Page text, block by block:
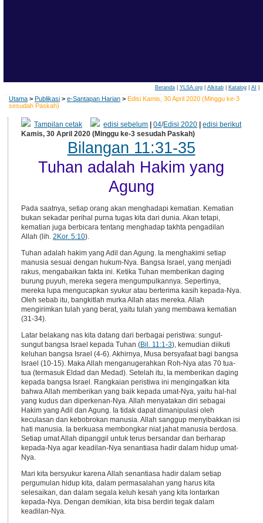
Beranda| YLSA.org| Alkitab| Katalog| AI
Utama > Publikasi > e-Santapan Harian > Edisi Kamis, 30 April 2020 (Minggu ke-3
sesudah Paskah)
Tampilan cetak edisi sebelum |04/Edisi 2020 |edisi berikut
Kamis, 30 April 2020 (Minggu ke-3 sesudah Paskah)
Bilangan 11:31-35
Tuhan adalah Hakim yang
Agung
Pada saatnya, setiap orang akan menghadapi kematian. Kematian
bukan sekadar perihal purna tugas kita dari dunia. Akan tetapi,
kematian juga berbicara tentang menghadap takhta pengadilan
Allah (lih. 2Kor. 5:10).
Tuhan adalah hakim yang Adil dan Agung. Ia menghakimi setiap
manusia sesuai dengan hukum-Nya. Bangsa Israel, yang menjadi
rakus, mengabaikan fakta ini. Ketika Tuhan memberikan daging
burung puyuh, mereka segera mengumpulkannya. Sepertinya,
mereka lupa mengucapkan syukur atau berterima kasih kepada-Nya.
Oleh sebab itu, bangkitlah murka Allah atas mereka. Allah
mengirimkan tulah yang berat, yaitu tulah yang membawa kematian
(31-34).
Latar belakang nas kita datang dari berbagai peristiwa: sungut-
sungut bangsa Israel kepada Tuhan (Bil. 11:1-3), kemudian diikuti
keluhan bangsa Israel (4-6). Akhirnya, Musa bersyafaat bagi bangsa
Israel (10-15). Maka Allah menganugerahkan Roh-Nya atas 70 tua-
tua (termasuk Eldad dan Medad). Setelah itu, Ia memberikan daging
kepada bangsa Israel. Rangkaian peristiwa ini mengingatkan kita
bahwa Allah memberikan yang baik kepada umat-Nya, yaitu hal-hal
yang kudus dan diperkenan-Nya. Allah menyatakan diri sebagai
Hakim yang Adil dan Agung. Ia tidak dapat dimanipulasi oleh
keculasan dan kebobrokan manusia. Allah sanggup menyibakkan isi
hati manusia. Ia berkuasa membongkar niat jahat manusia berdosa.
Setiap umat Allah dipanggil untuk terus bersandar dan berharap
kepada-Nya agar keadilan-Nya senantiasa hadir dalam hidup umat-
Nya.
Mari kita bersyukur karena Allah senantiasa hadir dalam setiap
pergumulan hidup kita, dalam permasalahan yang harus kita
selesaikan, dan dalam segala keluh kesah yang kita lontarkan
kepada-Nya. Dengan demikian, kita bisa berdiri tegak dalam
keadilan-Nya.